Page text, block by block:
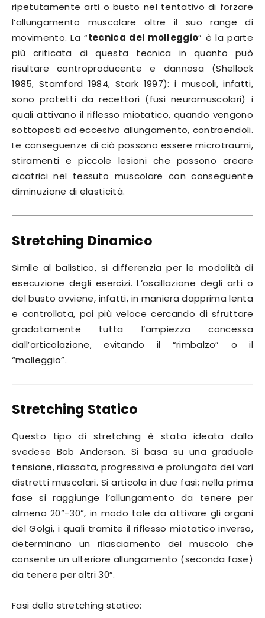
ripetutamente arti o busto nel tentativo di forzare
l’allungamento muscolare oltre il suo range di
movimento. La “tecnica del molleggio” è la parte
più criticata di questa tecnica in quanto può
risultare controproducente e dannosa (Shellock
1985, Stamford 1984, Stark 1997): i muscoli, infatti,
sono protetti da recettori (fusi neuromuscolari) i
quali attivano il riflesso miotatico, quando vengono
sottoposti ad eccesivo allungamento, contraendoli.
Le conseguenze di ciò possono essere microtraumi,
stiramenti e piccole lesioni che possono creare
cicatrici nel tessuto muscolare con conseguente
diminuzione di elasticità.
Stretching Dinamico
Simile al balistico, si differenzia per le modalità di
esecuzione degli esercizi. L’oscillazione degli arti o
del busto avviene, infatti, in maniera dapprima lenta
e controllata, poi più veloce cercando di sfruttare
gradatamente tutta l’ampiezza concessa
dall’articolazione, evitando il “rimbalzo” o il
“molleggio”.
Stretching Statico
Questo tipo di stretching è stata ideata dallo
svedese Bob Anderson. Si basa su una graduale
tensione, rilassata, progressiva e prolungata dei vari
distretti muscolari. Si articola in due fasi; nella prima
fase si raggiunge l’allungamento da tenere per
almeno 20”-30”, in modo tale da attivare gli organi
del Golgi, i quali tramite il riflesso miotatico inverso,
determinano un rilasciamento del muscolo che
consente un ulteriore allungamento (seconda fase)
da tenere per altri 30”.
Fasi dello stretching statico: